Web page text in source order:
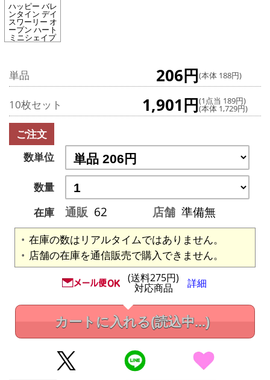
ハッピー バレ
ンタイン デイ
スワーリー オ
ープン ハート
ミニシェイプ
単品 206円(本体 188円)
10枚セット 1,901円(1点当 189円)
(本体 1,729円)
ご注文
数単位
数量
在庫
通販 62 店舗 準備無
在庫の数はリアルタイムではありません。
店舗の在庫を通信販売で購入できません。
(送料275円)
対応商品 詳細
カートに入れる(読込中...)